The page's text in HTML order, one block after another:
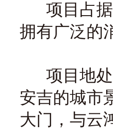
项目占据
拥有广泛的
项目地处
安吉的城
大门，与云